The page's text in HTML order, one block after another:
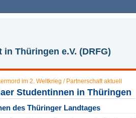
Thüringen e.V. (DRFG)
im 2. Weltkrieg / Partnerschaft aktuell
Studentinnen in Thüringen
des Thüringer Landtages